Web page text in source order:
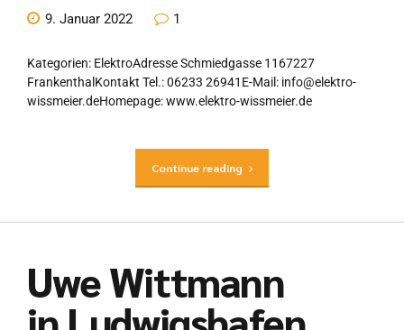
9. Januar 2022 1
Kategorien: ElektroAdresse Schmiedgasse 1167227
FrankenthalKontakt Tel.: 06233 26941E-Mail: info@elektro-
wissmeier.deHomepage: www.elektro-wissmeier.de
Continue reading
Uwe Wittmann